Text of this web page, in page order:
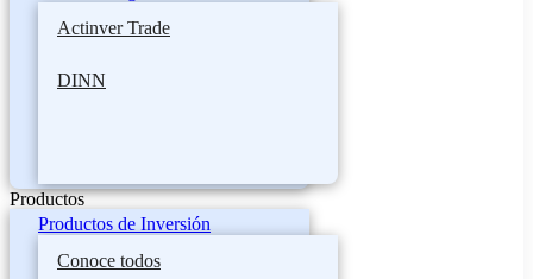
Actinver Trade
DINN
Productos
Productos de Inversión
Conoce todos